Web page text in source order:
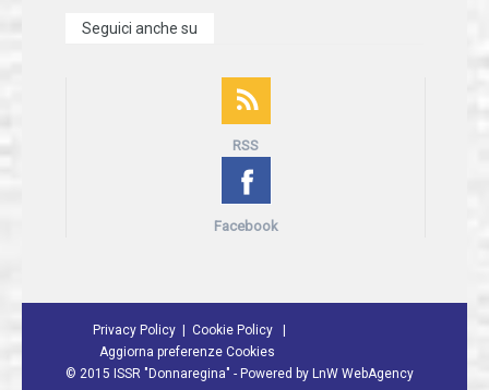
Seguici anche su
RSS
Facebook
Privacy Policy
Cookie Policy
Aggiorna preferenze Cookies
© 2015 ISSR "Donnaregina" - Powered by LnW WebAgency